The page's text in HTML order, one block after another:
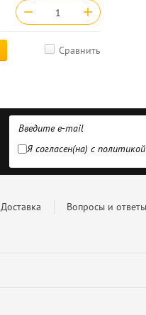
− +
Сравнить
Я согласен(на) с
Доставка Вопросы и ответы